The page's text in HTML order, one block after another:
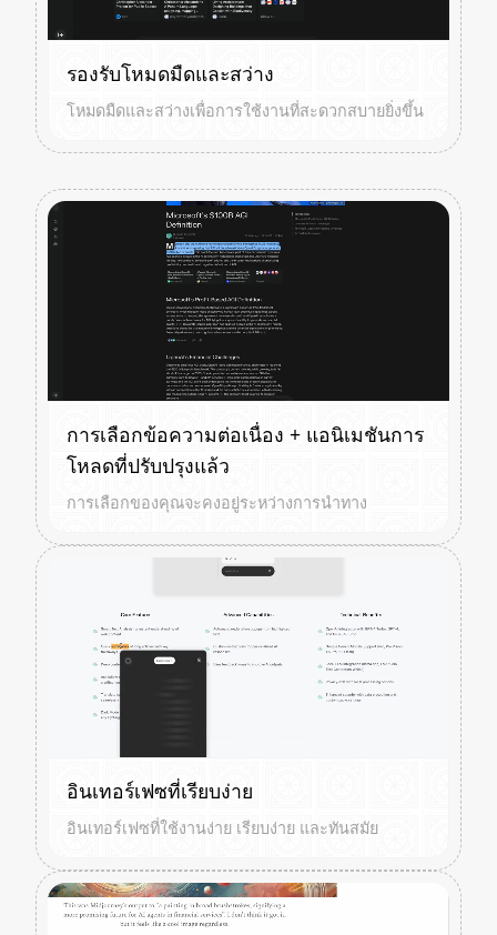
รองรับโหมดมืดและสว่าง
โหมดมืดและสว่างเพื่อการใช้งานที่สะดวกสบายยิ่งขึ้น
การเลือกข้อความต่อเนื่อง + แอนิเมชันการ
โหลดที่ปรับปรุงแล้ว
การเลือกของคุณจะคงอยู่ระหว่างการนำทาง
อินเทอร์เฟซที่เรียบง่าย
อินเทอร์เฟซที่ใช้งานง่าย เรียบง่าย และทันสมัย